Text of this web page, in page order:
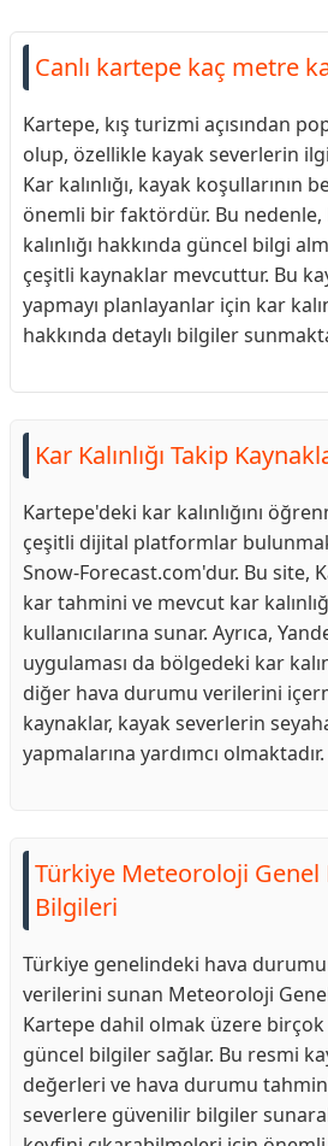
Canlı kartepe kaç metre
Kartepe, kış turizmi açısından
olup, özellikle kayak severlerin
Kar kalınlığı, kayak koşullarının
önemli bir faktördür. Bu
kalınlığı hakkında güncel bilgi
çeşitli kaynaklar mevcuttur. Bu
yapmayı planlayanlar için kar
hakkında detaylı bilgiler
Kar Kalınlığı Takip
Kartepe'deki kar kalınlığını
çeşitli dijital platformlar
Snow-Forecast.com'dur. Bu site,
kar tahmini ve mevcut kar
kullanıcılarına sunar. Ayrıca,
uygulaması da bölgedeki kar
diğer hava durumu verilerini
kaynaklar, kayak severlerin
yapmalarına yardımcı olmaktadır.
Türkiye Meteoroloji
Bilgileri
Türkiye genelindeki hava durumu
verilerini sunan Meteoroloji
Kartepe dahil olmak üzere
güncel bilgiler sağlar. Bu resmi
değerleri ve hava durumu
severlere güvenilir bilgiler